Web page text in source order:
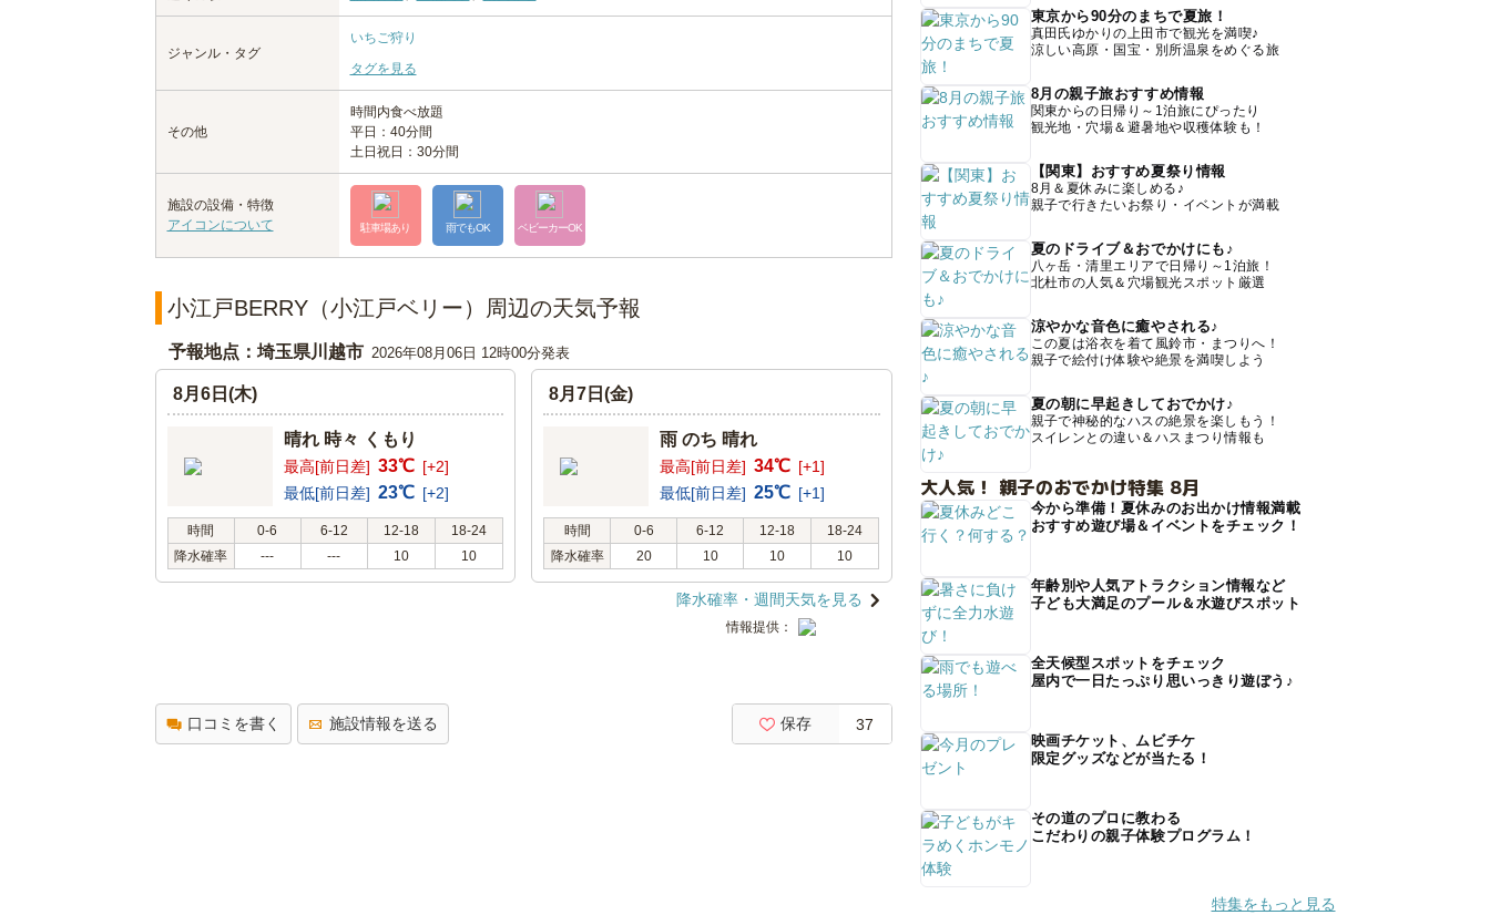
ジャンル・タグ
いちご狩り
タグを見る
その他
時間内食べ放題
平日：40分間
土日祝日：30分間
施設の設備・特徴
アイコンについて
駐車場あり 雨でもOK ベビーカーOK
小江戸BERRY（小江戸ベリー）周辺の天気予報
予報地点：埼玉県川越市 2026年08月06日 12時00分発表
8月6日(木)
晴れ 時々 くもり
最高[前日差] 33℃ [+2]
最低[前日差] 23℃ [+2]
時間 0-6 6-12 12-18
18-24
降水確率
--- --- 10 10
8月7日(金)
雨 のち 晴れ
最高[前日差] 34℃ [+1]
最低[前日差] 25℃ [+1]
時間 0-6 6-12 12-18
18-24
降水確率
20 10 10 10
降水確率・週間天気を見る
情報提供：
口コミを書く 施設情報を送る 保存 37
東京から90分のまちで夏旅！
真田氏ゆかりの上田市で観光を満喫♪
涼しい高原・国宝・別所温泉をめぐる旅
8月の親子旅おすすめ情報
関東からの日帰り～1泊旅にぴったり
観光地・穴場＆避暑地や収穫体験も！
【関東】おすすめ夏祭り情報
8月＆夏休みに楽しめる♪
親子で行きたいお祭り・イベントが満載
夏のドライブ＆おでかけにも♪
八ヶ岳・清里エリアで日帰り～1泊旅！
北杜市の人気＆穴場観光スポット厳選
涼やかな音色に癒やされる♪
この夏は浴衣を着て風鈴市・まつりへ！
親子で絵付け体験や絶景を満喫しよう
夏の朝に早起きしておでかけ♪
親子で神秘的なハスの絶景を楽しもう！
スイレンとの違い＆ハスまつり情報も
大人気！ 親子のおでかけ特集 8月
今から準備！夏休みのお出かけ情報満載
おすすめ遊び場＆イベントをチェック！
年齢別や人気アトラクション情報など
子ども大満足のプール＆水遊びスポット
全天候型スポットをチェック
屋内で一日たっぷり思いっきり遊ぼう♪
映画チケット、ムビチケ
限定グッズなどが当たる！
その道のプロに教わる
こだわりの親子体験プログラム！
特集をもっと見る